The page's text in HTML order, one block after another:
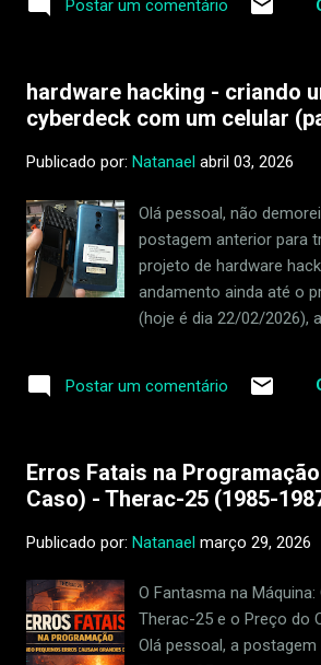
arquitetura técnica
de dados em tempo real:
temperatura da água e
da bateria, marcha atual,
estruturado, esperando
com ele. E aí veio a
transformar isso num
celular? A resposta é
isso que eu fiz. O
que permite criar plugins
temp...
Postar um comentário
hardware hacking - criando
cyberdeck com um celular
Publicado por: Natanael abril 03, 2026
Olá pessoal, não
postagem anterior para
projeto de hardware
andamento ainda até o
(hoje é dia 22/02/2026),
resultado de uma
conhecimento do papel
prática, elevando meus
patamar de
um hardware que, por já
ciclo de vida comercial,
laboratório perfeito. Ter
Postar um comentário
Erros Fatais na Programação
Caso) - Therac-25 (1985-
Publicado por: Natanael março 29, 2026
O Fantasma na
Therac-25 e o Preço do
Olá pessoal, a